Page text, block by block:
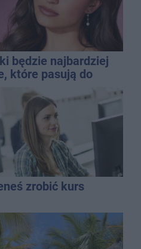
będzie najbardziej
które pasują do
zrobić kurs